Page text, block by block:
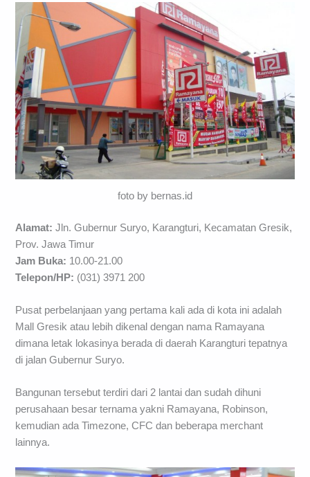
foto by bernas.id
Alamat: Jln. Gubernur Suryo, Karangturi, Kecamatan Gresik,
Prov. Jawa Timur
Jam Buka: 10.00-21.00
Telepon/HP: (031) 3971 200
Pusat perbelanjaan yang pertama kali ada di kota ini adalah
Mall Gresik atau lebih dikenal dengan nama Ramayana
dimana letak lokasinya berada di daerah Karangturi tepatnya
di jalan Gubernur Suryo.
Bangunan tersebut terdiri dari 2 lantai dan sudah dihuni
perusahaan besar ternama yakni Ramayana, Robinson,
kemudian ada Timezone, CFC dan beberapa merchant
lainnya.